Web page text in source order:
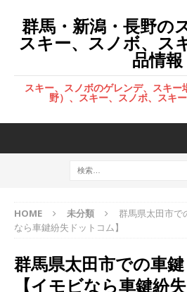
群馬・新潟・長野の
スキー、スノボ、ス
品情報
スキー、スノボのゲレンデ、スキ
野）、スキー、スノボ、スキ
HOME 未分類
群馬県太田市
なら車鍵紛失ドットコム】
群馬県太田市での車
【イモビなら車鍵紛